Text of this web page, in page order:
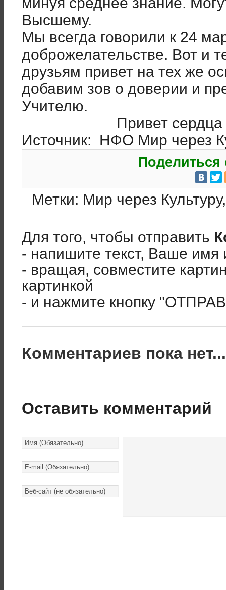
Высшему.
Мы всегда говорили к 24
доброжелательстве. Вот и
друзьям привет на тех же
добавим зов о доверии и
Учителю.
Привет
Источник: НФО Мир через
Поделиться
Метки: Мир через Культуру
Для того, чтобы отправить
- напишите текст, Ваше имя
- вращая, совместите
картинкой
- и нажмите кнопку
Комментариев пока
Оставить комментарий